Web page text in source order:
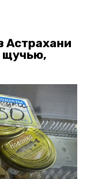
Астрахани
щучью,